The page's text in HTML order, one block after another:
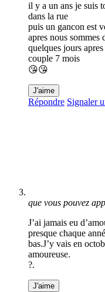
il y a un ans je suis
dans la rue
puis un gancon est
apres nous sommes
quelques jours
couple 7 mois
😘😘
J'aime
Répondre Signaler
que vous pouvez
J’ai jamais eu
presque chaque
bas.J’y vais en
amoureuse.
?.
J'aime